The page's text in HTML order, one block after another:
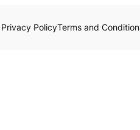
Privacy PolicyTerms and